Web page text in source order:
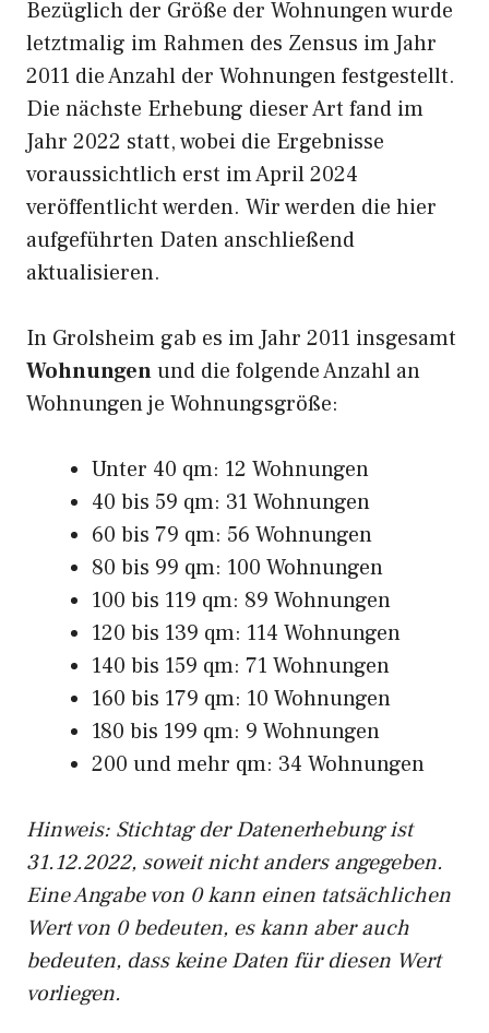
Bezüglich der Größe der Wohnungen wurde
letztmalig im Rahmen des Zensus im Jahr
2011 die Anzahl der Wohnungen festgestellt.
Die nächste Erhebung dieser Art fand im
Jahr 2022 statt, wobei die Ergebnisse
voraussichtlich erst im April 2024
veröffentlicht werden. Wir werden die hier
aufgeführten Daten anschließend
aktualisieren.
In Grolsheim gab es im Jahr 2011 insgesamt
Wohnungenund die folgende Anzahl an
Wohnungen je Wohnungsgröße:
Unter 40 qm: 12 Wohnungen
40 bis 59 qm: 31 Wohnungen
60 bis 79 qm: 56 Wohnungen
80 bis 99 qm: 100 Wohnungen
100 bis 119 qm: 89 Wohnungen
120 bis 139 qm: 114 Wohnungen
140 bis 159 qm: 71 Wohnungen
160 bis 179 qm: 10 Wohnungen
180 bis 199 qm: 9 Wohnungen
200 und mehr qm: 34 Wohnungen
Hinweis: Stichtag der Datenerhebung ist
31.12.2022, soweit nicht anders angegeben.
Eine Angabe von 0 kann einen tatsächlichen
Wert von 0 bedeuten, es kann aber auch
bedeuten, dass keine Daten für diesen Wert
vorliegen.